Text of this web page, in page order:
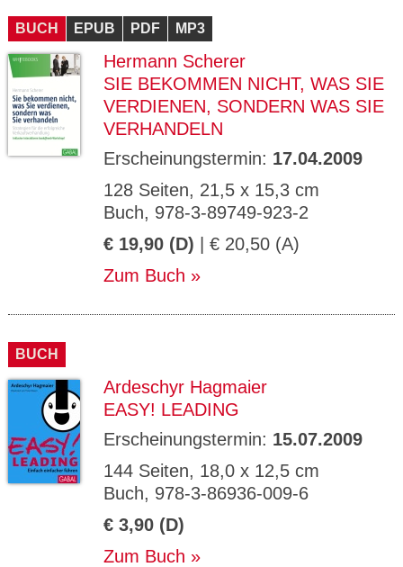
BUCH EPUB PDF MP3
Hermann Scherer
SIE BEKOMMEN NICHT, WAS SIE
VERDIENEN, SONDERN WAS SIE
VERHANDELN
Erscheinungstermin: 17.04.2009
128 Seiten, 21,5 x 15,3 cm
Buch, 978-3-89749-923-2
€ 19,90 (D) | € 20,50 (A)
Zum Buch
BUCH
Ardeschyr Hagmaier
EASY! LEADING
Erscheinungstermin: 15.07.2009
144 Seiten, 18,0 x 12,5 cm
Buch, 978-3-86936-009-6
€ 3,90 (D)
Zum Buch
ESSION
_ID
verlag.
de
Session verwendet
GV_CO
OKIES
gabal-
verlag.
Speichert den Zustimmungsstatus des
Domäne.
ge
T
P